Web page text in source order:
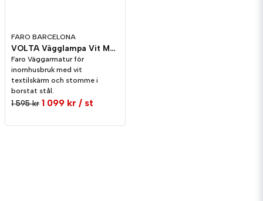
FARO BARCELONA
VOLTA Vägglampa Vit Med Läslampa
Faro Väggarmatur för
inomhusbruk med vit
textilskärm och stomme i
borstat stål.
1 595 kr 1 099 kr / st